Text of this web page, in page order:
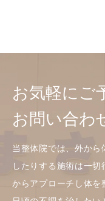
お気軽にご
お問い合わ
当整体院では、外から
したりする施術は一
からアプローチし体を